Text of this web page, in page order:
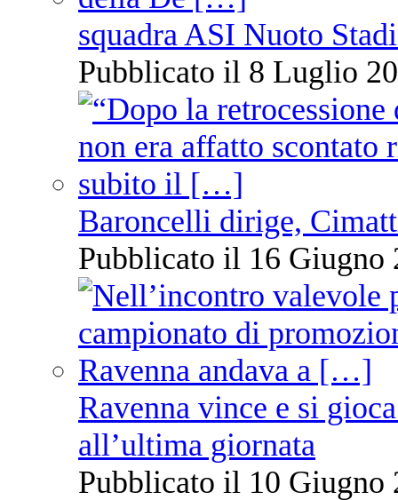
squadra ASI Nuoto
Pubblicato il 8 Luglio
Baroncelli dirige,
Pubblicato il 16 Giugno
Ravenna vince e si
all’ultima giornata
Pubblicato il 10 Giugno